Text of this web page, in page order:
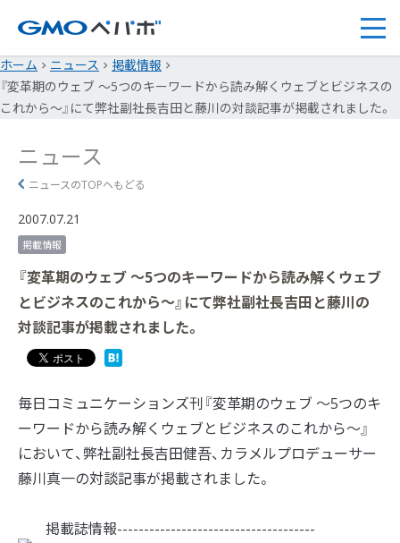
ホーム ニュース
掲載情報
『変革期のウェブ ～5つのキーワードから読み解くウェブとビジネスの
これから～』にて弊社副社長吉田と藤川の対談記事が掲載されました。
ニュース
ニュースのTOPへもどる
2007.07.21
掲載情報
『変革期のウェブ ～5つのキーワードから読み解くウェブ
とビジネスのこれから～』にて弊社副社長吉田と藤川の
対談記事が掲載されました。
毎日コミュニケーションズ刊『変革期のウェブ ～5つのキ
ーワードから読み解くウェブとビジネスのこれから～』
において、弊社副社長吉田健吾、カラメルプロデューサー
藤川真一の対談記事が掲載されました。
掲載誌情報-------------------------------------